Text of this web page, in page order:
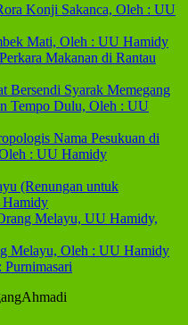
Konji Sakanca, Oleh : UU
Mati, Oleh : UU Hamidy
Makanan di Rantau
Bersendi Syarak Memegang
Tempo Dulu, Oleh : UU
Nama Pesukuan di
: UU Hamidy
(Renungan untuk
Hamidy
Melayu, UU Hamidy,
Melayu, Oleh : UU Hamidy